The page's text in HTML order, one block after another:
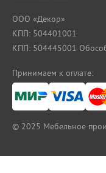
Наматрасник
ООО «Декор»
КПП: 504401001
КПП: 504445001
Принимаем к оплате:
© 2025 Мебельное